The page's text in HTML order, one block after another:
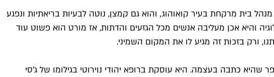
בית מרקחת בעיר קואוהוג, והוא גם קמצן, נוטה לבעיות בריאתיות ונפגע
והיא אכן מעליבה אנשים מכל הגזעים והדתות, אז מורט הוא פשוט עוד
ורק בזכות זה מגיע לו את המקום השמיני.
כתבה בעצמה. היא עוסקת ברופא יהודי נוירוטי בגילומו של ג'סי